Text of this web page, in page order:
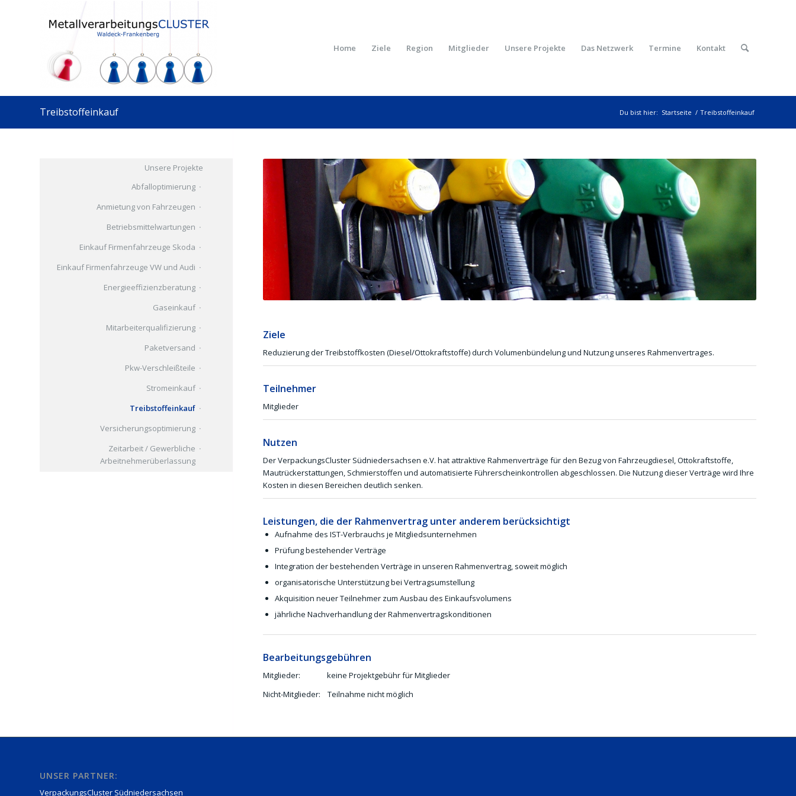
Home Ziele Region Mitglieder Unsere Projekte Das Netzwerk Termine Kontakt
Treibstoffeinkauf Du bist hier: Startseite / Treibstoffeinkauf
Ziele
Reduzierung der Treibstoffkosten (Diesel/Ottokraftstoffe) durch Volumenbündelung und Nutzung unseres Rahmenvertrages.
Teilnehmer
Mitglieder
Nutzen
Der VerpackungsCluster Südniedersachsen e.V. hat attraktive Rahmenverträge für den Bezug von Fahrzeugdiesel, Ottokraftstoffe,
Mautrückerstattungen, Schmierstoffen und automatisierte Führerscheinkontrollen abgeschlossen. Die Nutzung dieser Verträge wird Ihre
Kosten in diesen Bereichen deutlich senken.
Leistungen, die der Rahmenvertrag unter anderem berücksichtigt
Aufnahme des IST-Verbrauchs je Mitgliedsunternehmen
Prüfung bestehender Verträge
Integration der bestehenden Verträge in unseren Rahmenvertrag, soweit möglich
organisatorische Unterstützung bei Vertragsumstellung
Akquisition neuer Teilnehmer zum Ausbau des Einkaufsvolumens
jährliche Nachverhandlung der Rahmenvertragskonditionen
Bearbeitungsgebühren
Mitglieder: keine Projektgebühr für Mitglieder
Nicht-Mitglieder: Teilnahme nicht möglich
Unsere Projekte
Abfalloptimierung
Anmietung von Fahrzeugen
Betriebsmittelwartungen
Einkauf Firmenfahrzeuge Skoda
Einkauf Firmenfahrzeuge VW und Audi
Energieeffizienzberatung
Gaseinkauf
Mitarbeiterqualifizierung
Paketversand
Pkw-Verschleißteile
Stromeinkauf
Treibstoffeinkauf
Versicherungsoptimierung
Zeitarbeit / Gewerbliche
Arbeitnehmerüberlassung
UNSER PARTNER:
VerpackungsCluster Südniedersachsen